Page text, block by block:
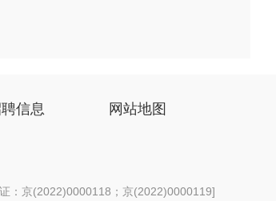
信息 网站地图
：京(2022)0000118；京(2022)0000119]